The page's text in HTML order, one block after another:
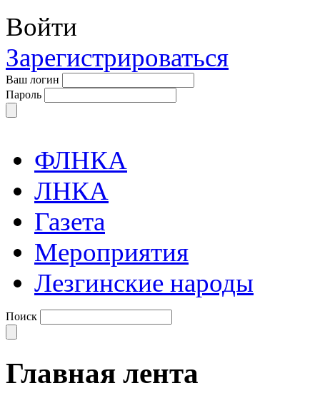
Войти
Зарегистрироваться
Ваш логин
Пароль
ФЛНКА
ЛНКА
Газета
Мероприятия
Лезгинские народы
Поиск
Главная лента